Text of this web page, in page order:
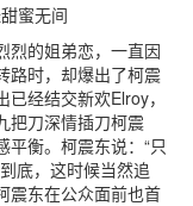
蜜无间
烈的姐弟恋，一直因
路时，却爆出了柯震
经结交新欢Elroy，
把刀深情插刀柯震
衡。柯震东说：“只
底，这时候当然追
震东在公众面前也首